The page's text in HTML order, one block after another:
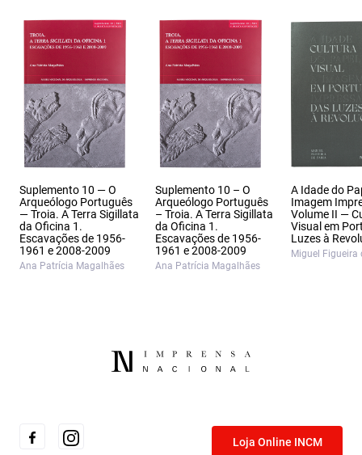
Suplemento 10 — O
Arqueólogo Português
— Troia. A Terra Sigillata
da Oficina 1.
Escavações de 1956-
1961 e 2008-2009
Ana Patrícia Magalhães
Suplemento 10 – O
Arqueólogo Português
– Troia. A Terra Sigillata
da Oficina 1.
Escavações de 1956-
1961 e 2008-2009
Ana Patrícia Magalhães
A Idade do
Imagem
Volume II —
Visual em
Luzes à
Miguel Figueira
Loja Online INCM